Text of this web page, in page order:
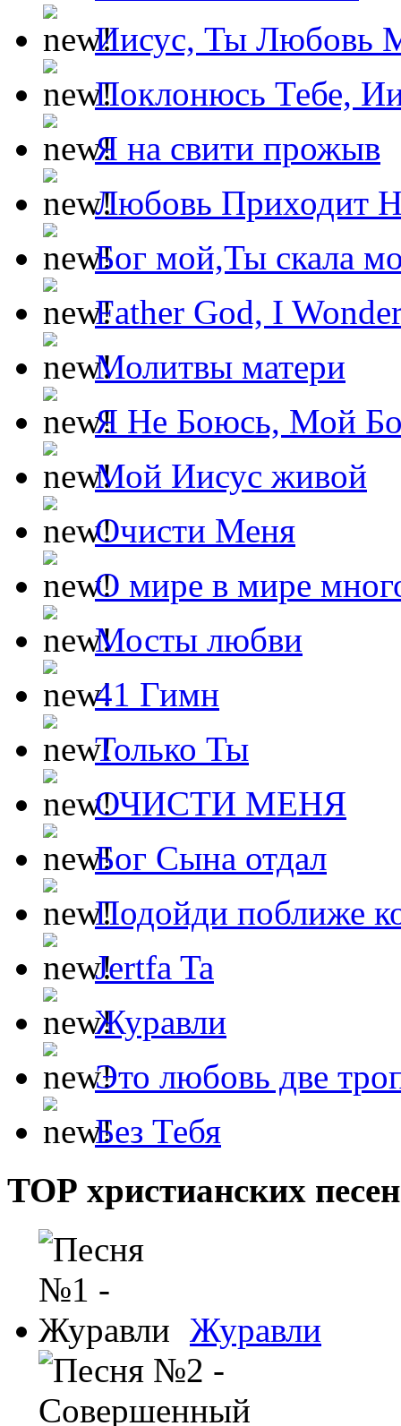
Иисус, Ты Любовь
Поклонюсь Тебе,
Я на свити прожыв
Любовь Приходит
Бог мой,Ты скала
Father God, I
Молитвы матери
Я Не Боюсь, Мой
Мой Иисус живой
Очисти Меня
О мире в мире
Мосты любви
41 Гимн
Только Ты
ОЧИСТИ МЕНЯ
Бог Сына отдал
Подойди поближе
Jertfa Ta
Журавли
Это любовь две
Без Тебя
ТОР христианских песен
Журавли